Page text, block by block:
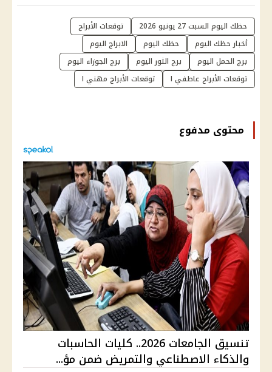
حظك اليوم السبت 27 يونيو 2026
توقعات الأبراج
أخبار حظك اليوم
حظك اليوم
الابراج اليوم
برج الحمل اليوم
برج الثور اليوم
برج الجوزاء اليوم
توقعات الأبراج عاطفي ا
توقعات الأبراج مهني ا
محتوى مدفوع
تنسيق الجامعات 2026.. كليات الحاسبات
والذكاء الاصطناعي والتمريض ضمن مؤ...